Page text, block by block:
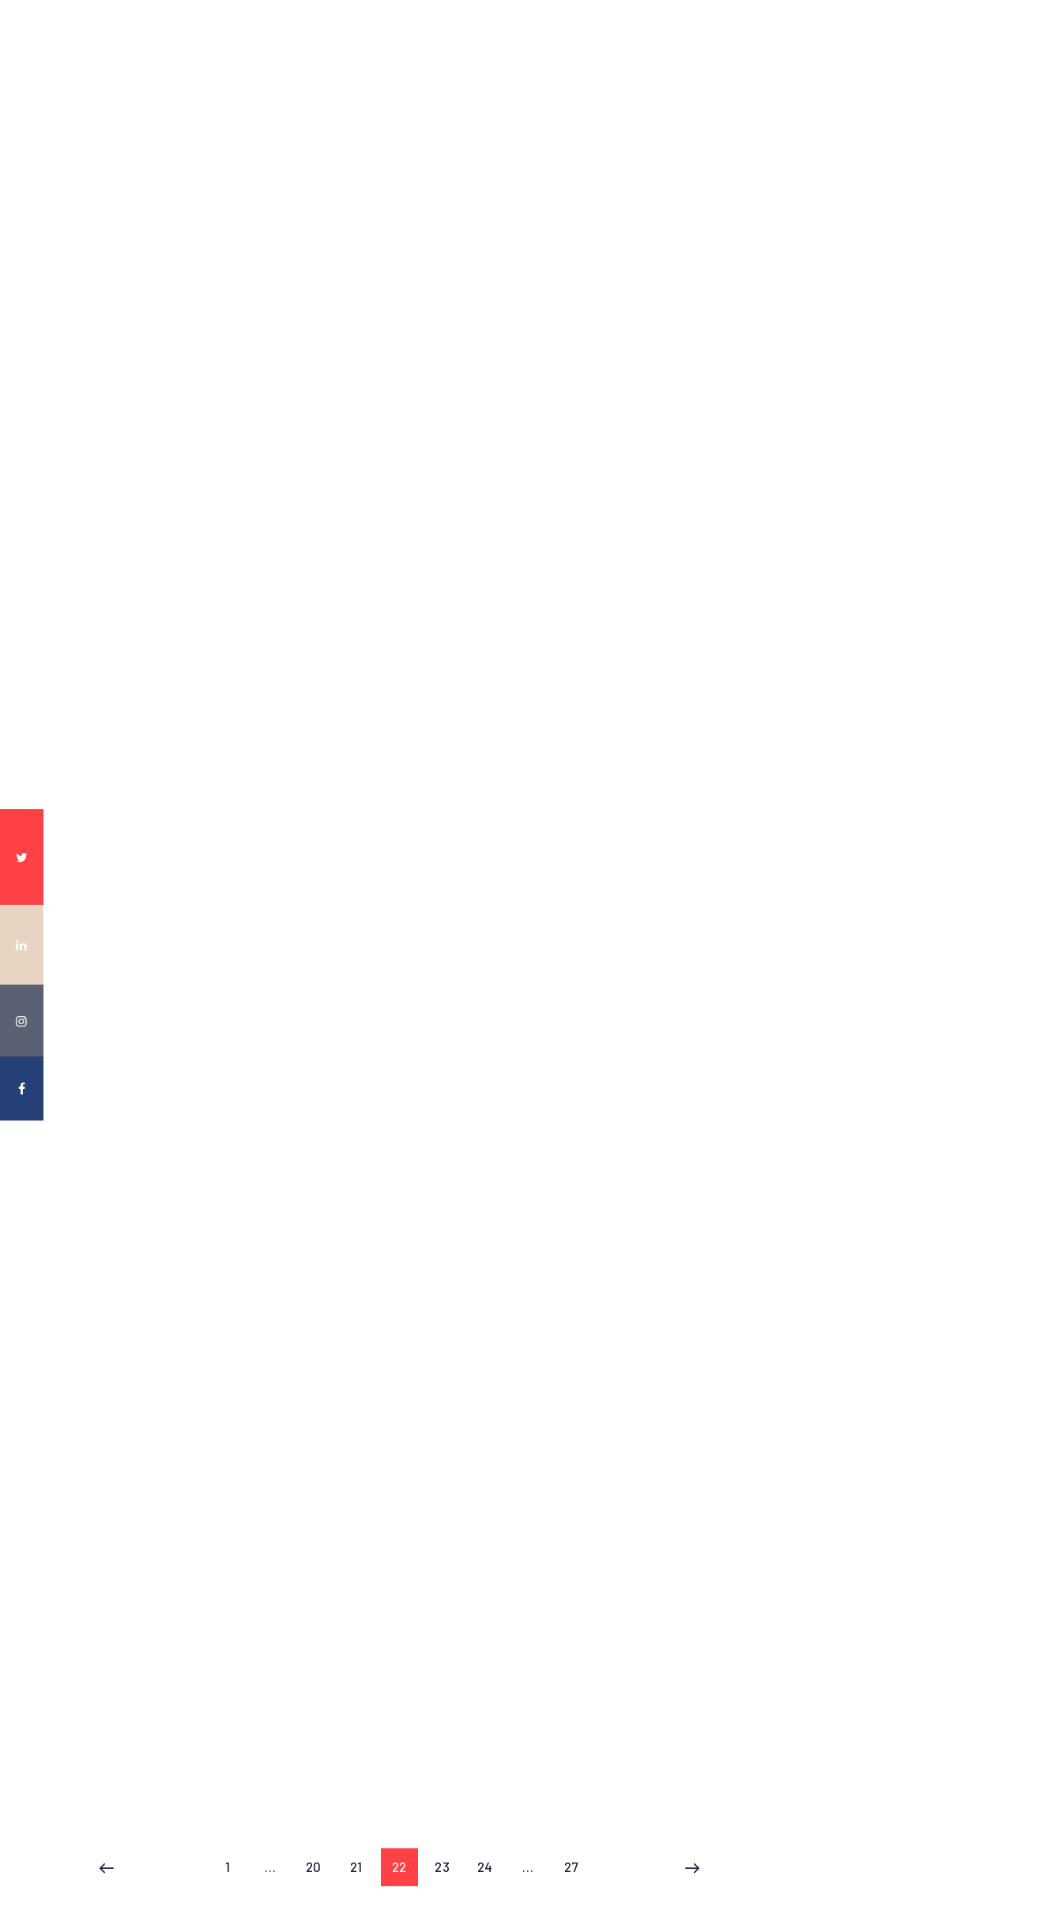
1 … 20 21 22 23 24 … 27